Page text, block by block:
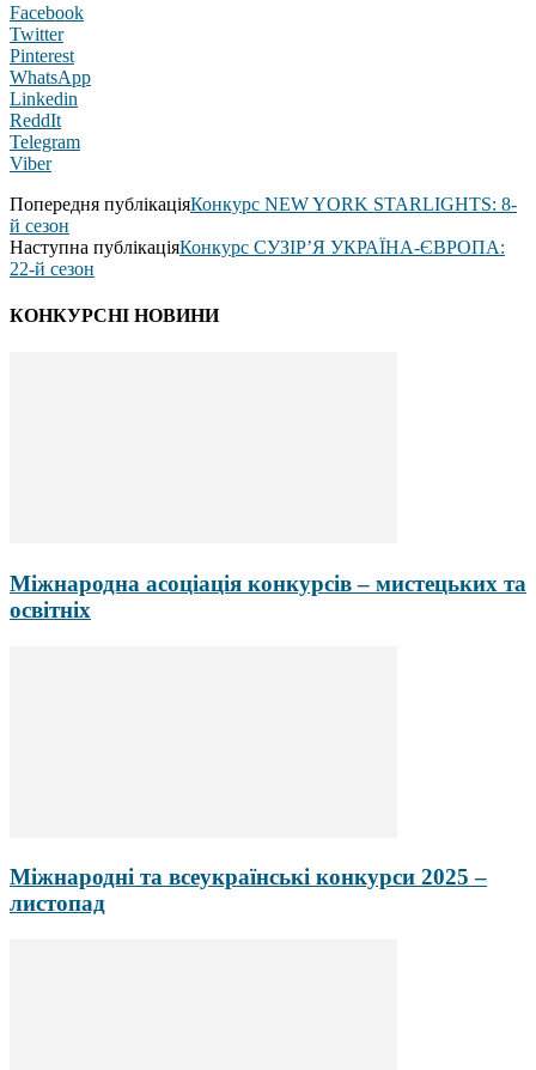
Facebook
Twitter
Pinterest
WhatsApp
Linkedin
ReddIt
Telegram
Viber
Попередня публікаціяКонкурс NEW YORK STARLIGHTS: 8-
й сезон
Наступна публікаціяКонкурс СУЗІР’Я УКРАЇНА-ЄВРОПА:
22-й сезон
КОНКУРСНІ НОВИНИ
Міжнародна асоціація конкурсів – мистецьких та
освітніх
Міжнародні та всеукраїнські конкурси 2025 –
листопад